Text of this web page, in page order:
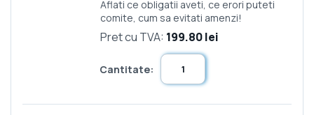
Aflati ce obligatii aveti, ce erori puteti
comite, cum sa evitati amenzi!
Pret cu TVA: 199.80 lei
Cantitate: